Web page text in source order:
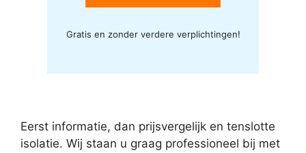
Gratis en zonder verdere verplichtingen!
Eerst informatie, dan prijsvergelijk en tenslotte
isolatie. Wij staan u graag professioneel bij met